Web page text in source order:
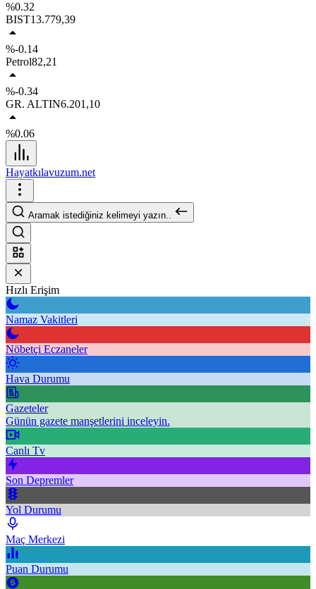
%0.32
BIST13.779,39
%-0.14
Petrol82,21
%-0.34
GR. ALTIN6.201,10
%0.06
Hayatkılavuzum.net
Aramak istediğiniz kelimeyi yazın..
Hızlı Erişim
Namaz Vakitleri
Nöbetçi Eczaneler
Hava Durumu
Gazeteler
Günün gazete manşetlerini inceleyin.
Canlı Tv
Son Depremler
Yol Durumu
Maç Merkezi
Puan Durumu